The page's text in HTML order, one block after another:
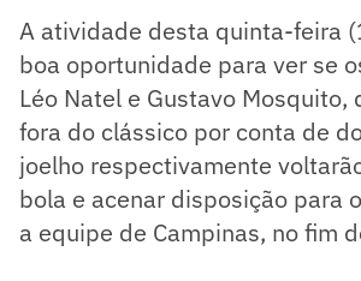
A atividade desta quinta-feira
boa oportunidade para ver se
Léo Natel e Gustavo Mosquito,
fora do clássico por conta de
joelho respectivamente
bola e acenar disposição para
a equipe de Campinas, no fim